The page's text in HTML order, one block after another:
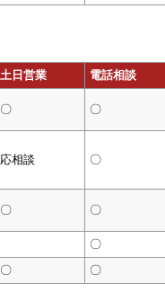
土日営業 電話相談
〇 〇
応相談 〇
〇 〇
〇
〇 〇